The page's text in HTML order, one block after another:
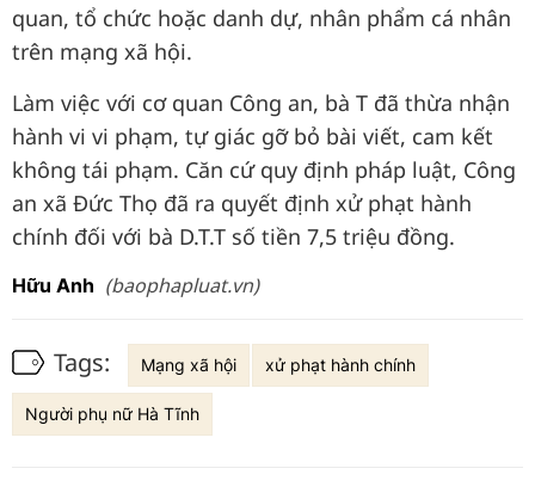
quan, tổ chức hoặc danh dự, nhân phẩm cá nhân
trên mạng xã hội.
Làm việc với cơ quan Công an, bà T đã thừa nhận
hành vi vi phạm, tự giác gỡ bỏ bài viết, cam kết
không tái phạm. Căn cứ quy định pháp luật, Công
an xã Đức Thọ đã ra quyết định xử phạt hành
chính đối với bà D.T.T số tiền 7,5 triệu đồng.
Hữu Anh (baophapluat.vn)
Tags: Mạng xã hội xử phạt hành chính
Người phụ nữ Hà Tĩnh